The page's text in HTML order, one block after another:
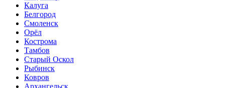
Калуга
Белгород
Смоленск
Орёл
Кострома
Тамбов
Старый Оскол
Рыбинск
Ковров
Архангельск